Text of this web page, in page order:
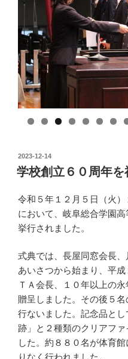
投
稿
日:
2023-12-14
学校創立６０周年を
令和５年１２月５日（火
において、岐阜総合学園
挙行されました。
式典では、長屋同窓会長
あいさつから始まり、平
ＴＡ会長、１０年以上の
贈呈しました。その後５
行ないました。記念品と
跡」と２種類のクリアフ
した。約８８０名が体育